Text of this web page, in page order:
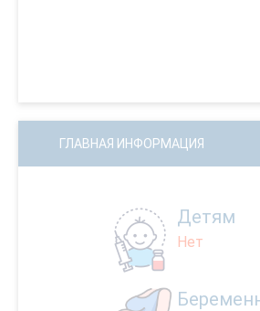
ГЛАВНАЯ ИНФОРМАЦИЯ
Детям
Нет